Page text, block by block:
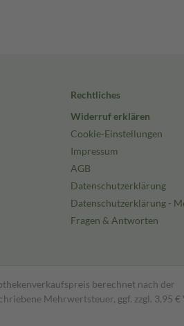
Rechtliches
Widerruf erklären
Cookie-Einstellungen
Impressum
AGB
Datenschutzerklärung
Datenschutzerklärung -
Fragen & Antworten
berechnet nach der
Mehrwertsteuer, ggf. zzgl. 3,95 €